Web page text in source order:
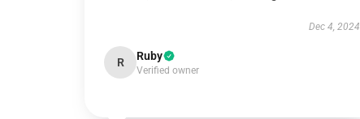
Dec 4, 2024
R Ruby
Verified owner